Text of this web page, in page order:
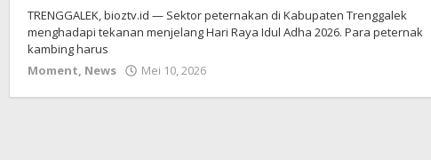
TRENGGALEK, bioztv.id — Sektor peternakan di Kabupaten Trenggalek
menghadapi tekanan menjelang Hari Raya Idul Adha 2026. Para peternak
kambing harus
Moment, News Mei 10, 2026
tv